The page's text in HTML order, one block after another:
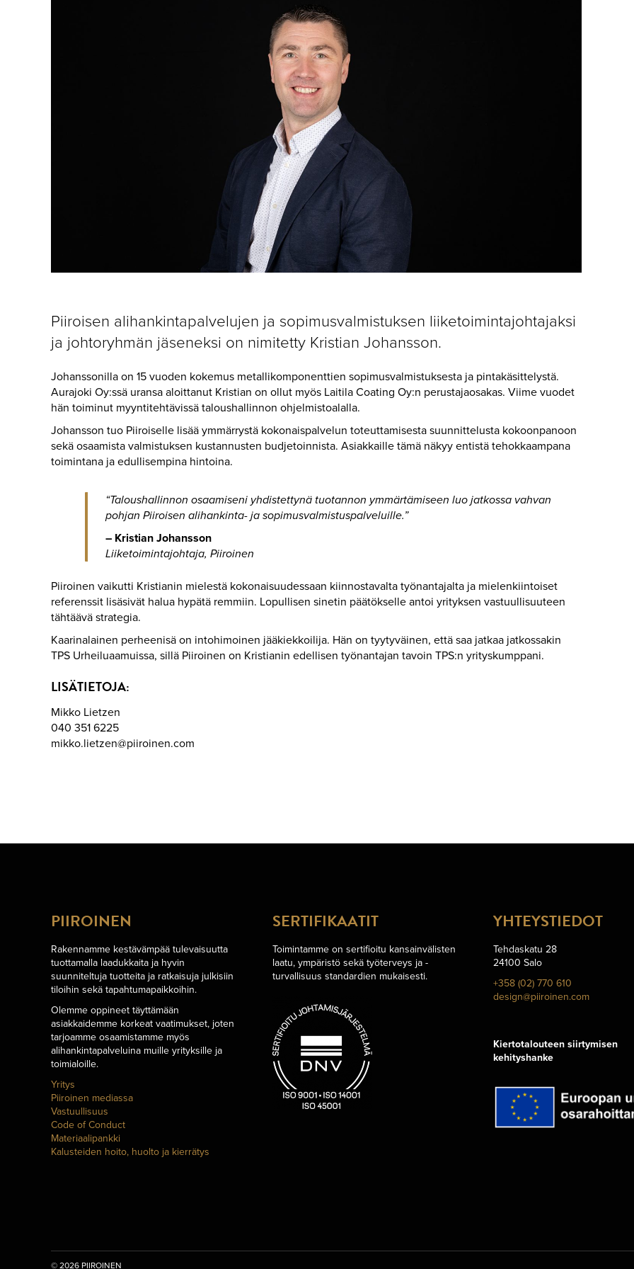
Piiroisen alihankintapalvelujen ja sopimusvalmistuksen liiketoimintajohtajaksi
ja johtoryhmän jäseneksi on nimitetty Kristian Johansson.
Johanssonilla on 15 vuoden kokemus metallikomponenttien sopimusvalmistuksesta ja pintakäsittelystä.
Aurajoki Oy:ssä uransa aloittanut Kristian on ollut myös Laitila Coating Oy:n perustajaosakas. Viime vuodet
hän toiminut myyntitehtävissä taloushallinnon ohjelmistoalalla.
Johansson tuo Piiroiselle lisää ymmärrystä kokonaispalvelun toteuttamisesta suunnittelusta kokoonpanoon
sekä osaamista valmistuksen kustannusten budjetoinnista. Asiakkaille tämä näkyy entistä tehokkaampana
toimintana ja edullisempina hintoina.
“Taloushallinnon osaamiseni yhdistettynä tuotannon ymmärtämiseen luo jatkossa vahvan
pohjan Piiroisen alihankinta- ja sopimusvalmistuspalveluille.”
– Kristian Johansson
Liiketoimintajohtaja, Piiroinen
Piiroinen vaikutti Kristianin mielestä kokonaisuudessaan kiinnostavalta työnantajalta ja mielenkiintoiset
referenssit lisäsivät halua hypätä remmiin. Lopullisen sinetin päätökselle antoi yrityksen vastuullisuuteen
tähtäävä strategia.
Kaarinalainen perheenisä on intohimoinen jääkiekkoilija. Hän on tyytyväinen, että saa jatkaa jatkossakin
TPS Urheiluaamuissa, sillä Piiroinen on Kristianin edellisen työnantajan tavoin TPS:n yrityskumppani.
LISÄTIETOJA:
Mikko Lietzen
040 351 6225
mikko.lietzen@piiroinen.com
PIIROINEN
Rakennamme kestävämpää tulevaisuutta
tuottamalla laadukkaita ja hyvin
suunniteltuja tuotteita ja ratkaisuja julkisiin
tiloihin sekä tapahtumapaikkoihin.
Olemme oppineet täyttämään
asiakkaidemme korkeat vaatimukset, joten
tarjoamme osaamistamme myös
alihankintapalveluina muille yrityksille ja
toimialoille.
Yritys
Piiroinen mediassa
Vastuullisuus
Code of Conduct
Materiaalipankki
Kalusteiden hoito, huolto ja kierrätys
SERTIFIKAATIT
Toimintamme on sertifioitu kansainvälisten
laatu, ympäristö sekä työterveys ja -
turvallisuus standardien mukaisesti.
YHTEYSTIEDOT
Tehdaskatu 28
24100 Salo
+358 (02) 770 610
design@piiroinen.com
Kiertotalouteen siirtymisen
kehityshanke
© 2026 PIIROINEN